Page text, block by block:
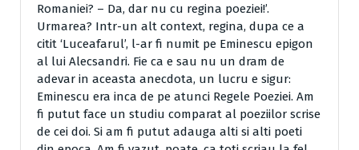
Romaniei? – Da, dar nu cu regina poeziei!’.
Urmarea? Intr-un alt context, regina, dupa ce a
citit ‘Luceafarul’, l-ar fi numit pe Eminescu epigon
al lui Alecsandri. Fie ca e sau nu un dram de
adevar in aceasta anecdota, un lucru e sigur:
Eminescu era inca de pe atunci Regele Poeziei. Am
fi putut face un studiu comparat al poeziilor scrise
de cei doi. Si am fi putut adauga alti si alti poeti